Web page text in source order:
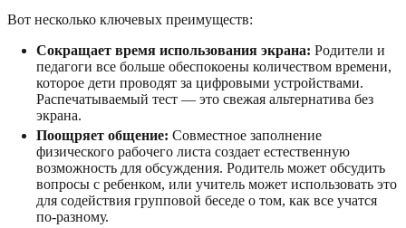
Вот несколько ключевых преимуществ:
Сокращает время использования экрана: Родители и
педагоги все больше обеспокоены количеством времени,
которое дети проводят за цифровыми устройствами.
Распечатываемый тест — это свежая альтернатива без
экрана.
Поощряет общение: Совместное заполнение
физического рабочего листа создает естественную
возможность для обсуждения. Родитель может обсудить
вопросы с ребенком, или учитель может использовать это
для содействия групповой беседе о том, как все учатся
по-разному.